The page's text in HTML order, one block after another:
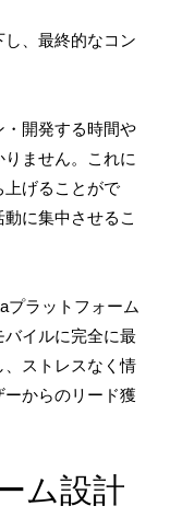
、最終的なコン
開発する時間や
ません。これに
上げることがで
に集中させるこ
プラットフォーム
イルに完全に最
ストレスなく情
からのリード獲
ム設計